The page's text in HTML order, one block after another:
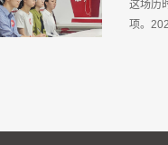
这场历
项。